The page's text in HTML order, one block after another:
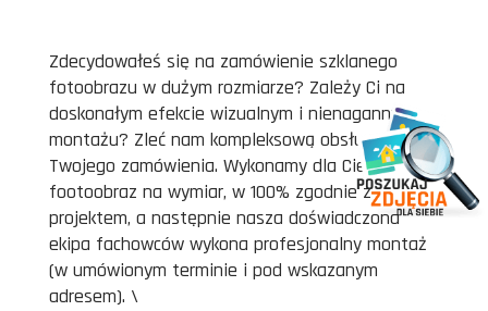
Zdecydowałeś się na zamówienie szklanego
fotoobrazu w dużym rozmiarze? Zależy Ci na
doskonałym efekcie wizualnym i nienagannym
montażu? Zleć nam kompleksową obsługę
Twojego zamówienia. Wykonamy dla Ciebie
footoobraz na wymiar, w 100% zgodnie z
projektem, a następnie nasza doświadczona
ekipa fachowców wykona profesjonalny montaż
(w umówionym terminie i pod wskazanym
adresem). \